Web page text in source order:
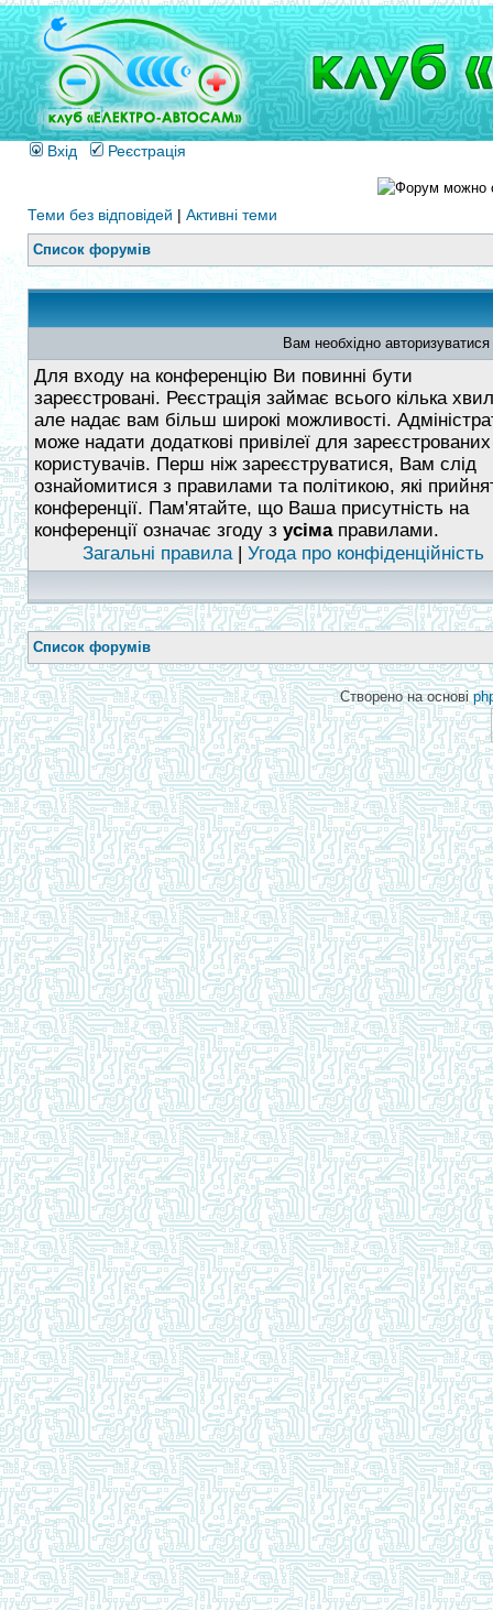
Вхід Реєстрація
Теми без відповідей | Активні теми
Список форумів
Вам необхідно
Для входу на конференцію Ви повинні бути
зареєстровані. Реєстрація займає всього кілька
але надає вам більш широкі можливості.
може надати додаткові привілеї для зареєстрованих
користувачів. Перш ніж зареєструватися, Вам слід
ознайомитися з правилами та політикою, які
конференції. Пам'ятайте, що Ваша присутність на
конференції означає згоду з усімаправилами.
Загальні правила| Угода про конфіденційність
Список форумів
Створено на основі